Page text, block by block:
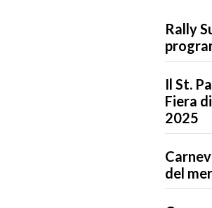
Rally
Il St.
Fiera
2025
del